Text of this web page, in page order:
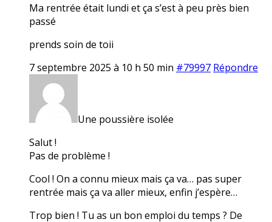
Ma rentrée était lundi et ça s’est à peu près bien
passé
prends soin de toii
7 septembre 2025 à 10 h 50 min #79997 Répondre
Une poussière isolée
Salut !
Pas de problème !
Cool ! On a connu mieux mais ça va… pas super
rentrée mais ça va aller mieux, enfin j’espère…
Trop bien ! Tu as un bon emploi du temps ? De